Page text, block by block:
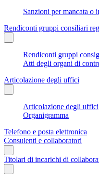
Sanzioni per mancata o
Rendiconti gruppi consiliari
Rendiconti gruppi
Atti degli organi di
Articolazione degli uffici
Articolazione degli uffici
Organigramma
Telefono e posta elettronica
Consulenti e collaboratori
Titolari di incarichi di